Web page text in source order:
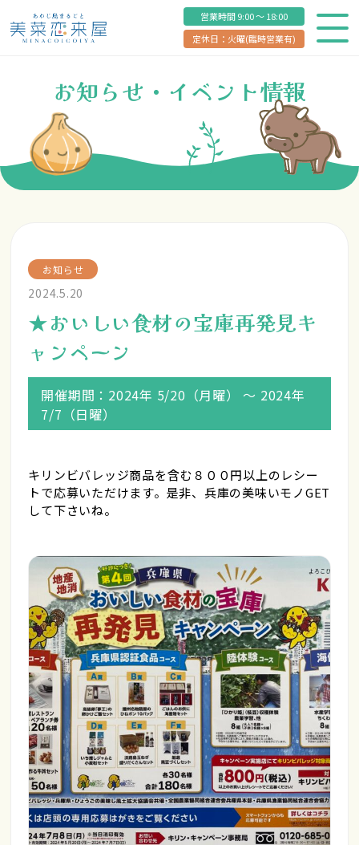
営業時間 9:00 ～ 18:00
定休日：火曜(臨時営業有)
お知らせ・イベント情報
お知らせ
2024.5.20
★おいしい食材の宝庫再発見キ
ャンペーン
開催期間：2024年 5/20（月曜） 〜 2024年
7/7（日曜）
キリンビバレッジ商品を含む８００円以上のレシー
トで応募いただけます。是非、兵庫の美味いモノGET
して下さいね。